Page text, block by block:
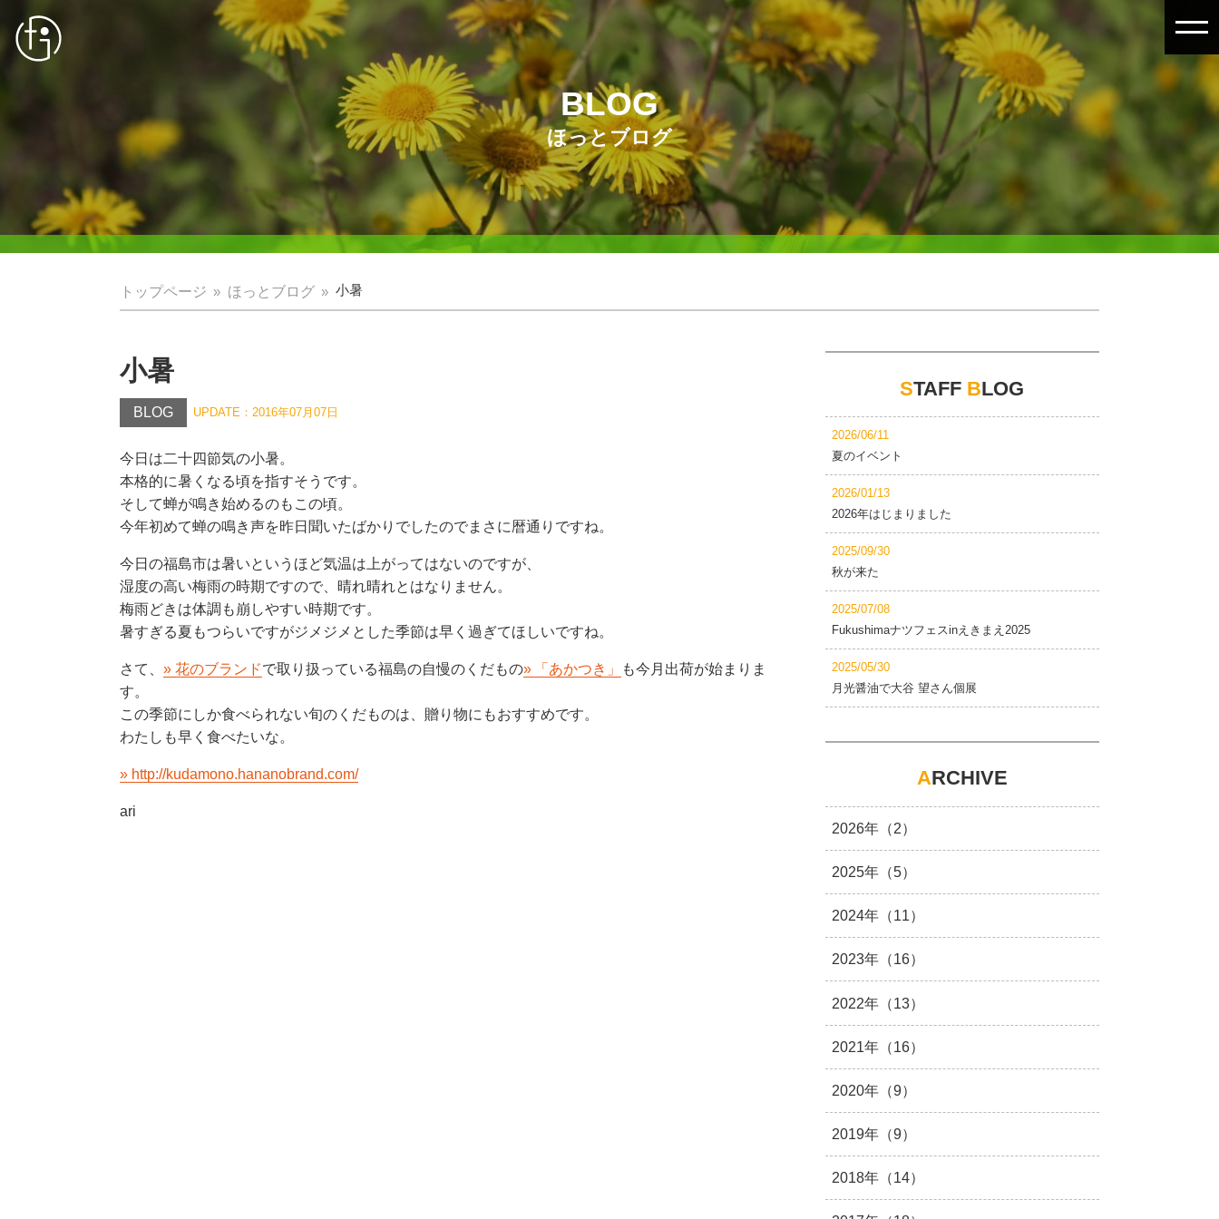
BLOG
ほっとブログ
トップページ ほっとブログ 小暑
小暑
BLOG UPDATE：2016年07月07日
今日は二十四節気の小暑。
本格的に暑くなる頃を指すそうです。
そして蝉が鳴き始めるのもこの頃。
今年初めて蝉の鳴き声を昨日聞いたばかりでしたのでまさに暦通りですね。
湿度の高い梅雨の時期ですので、晴れ晴れとはなりません。
梅雨どきは体調も崩しやすい時期です。
暑すぎる夏もつらいですがジメジメとした季節は早く過ぎてほしいですね。
この季節にしか食べられない旬のくだものは、贈り物にもおすすめです。
わたしも早く食べたいな。
http://kudamono.hananobrand.com/
STAFF BLOG
2026/06/11
夏のイベント
2026/01/13
2026年はじまりました
2025/09/30
秋が来た
2025/07/08
Fukushimaナツフェスinえきまえ2025
2025/05/30
月光醤油で大谷 望さん個展
ARCHIVE
2026年（2）
2025年（5）
2024年（11）
2023年（16）
2022年（13）
2021年（16）
2020年（9）
2019年（9）
2018年（14）